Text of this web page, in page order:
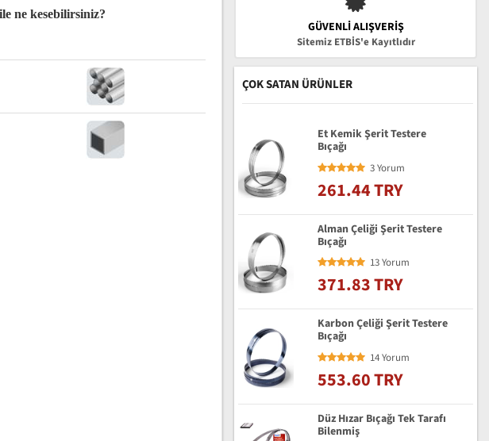
ile ne kesebilirsiniz?
GÜVENLI ALIŞVERIŞ
Sitemiz ETBİS'e Kayıtlıdır
ÇOK SATAN ÜRÜNLER
Et Kemik Şerit Testere
Bıçağı
3 Yorum
261.44 TRY
Alman Çeliği Şerit Testere
Bıçağı
13 Yorum
371.83 TRY
Karbon Çeliği Şerit Testere
Bıçağı
14 Yorum
553.60 TRY
Düz Hızar Bıçağı Tek Tarafı
Bilenmiş